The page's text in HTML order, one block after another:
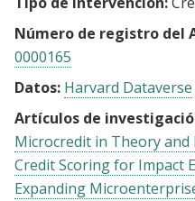
Número de registro del
0000165
Datos: Harvard Dataverse
Artículos de
Microcredit in Theory and
Credit Scoring for Impact
Expanding